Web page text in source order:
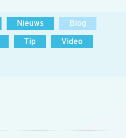
Nieuws
Blog
Tip
Video